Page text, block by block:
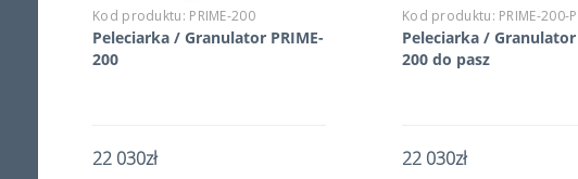
Kod produktu: PRIME-200
Peleciarka / Granulator PRIME-
200
22 030zł
Kod produktu: PRIME-200-P
Peleciarka / Granulator
200 do pasz
22 030zł